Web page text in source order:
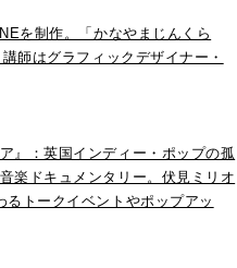
を制作。「かなやまじんくら
師はグラフィックデザイナー・
』：英国インディー・ポップの孤
楽ドキュメンタリー。伏見ミリオ
トークイベントやポップアッ